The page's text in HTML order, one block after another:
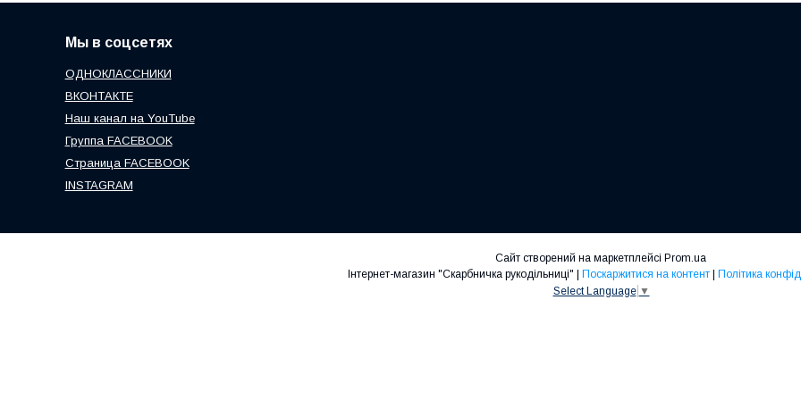
Мы в соцсетях
ОДНОКЛАССНИКИ
ВКОНТАКТЕ
Наш канал на YouTube
Группа FACEBOOK
Страница FACEBOOK
INSTAGRAM
Сайт створений на маркетплейсі Prom.ua
Інтернет-магазин "Скарбничка рукодільниці" | Поскаржитися на контент | Політика
Select Language ▼